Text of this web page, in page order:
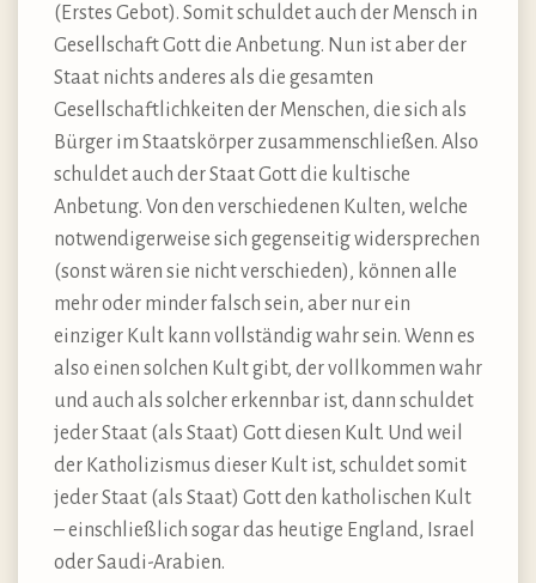
(Erstes Gebot). Somit schuldet auch der Mensch in
Gesellschaft Gott die Anbetung. Nun ist aber der
Staat nichts anderes als die gesamten
Gesellschaftlichkeiten der Menschen, die sich als
Bürger im Staatskörper zusammenschließen. Also
schuldet auch der Staat Gott die kultische
Anbetung. Von den verschiedenen Kulten, welche
notwendigerweise sich gegenseitig widersprechen
(sonst wären sie nicht verschieden), können alle
mehr oder minder falsch sein, aber nur ein
einziger Kult kann vollständig wahr sein. Wenn es
also einen solchen Kult gibt, der vollkommen wahr
und auch als solcher erkennbar ist, dann schuldet
jeder Staat (als Staat) Gott diesen Kult. Und weil
der Katholizismus dieser Kult ist, schuldet somit
jeder Staat (als Staat) Gott den katholischen Kult
– einschließlich sogar das heutige England, Israel
oder Saudi-Arabien.